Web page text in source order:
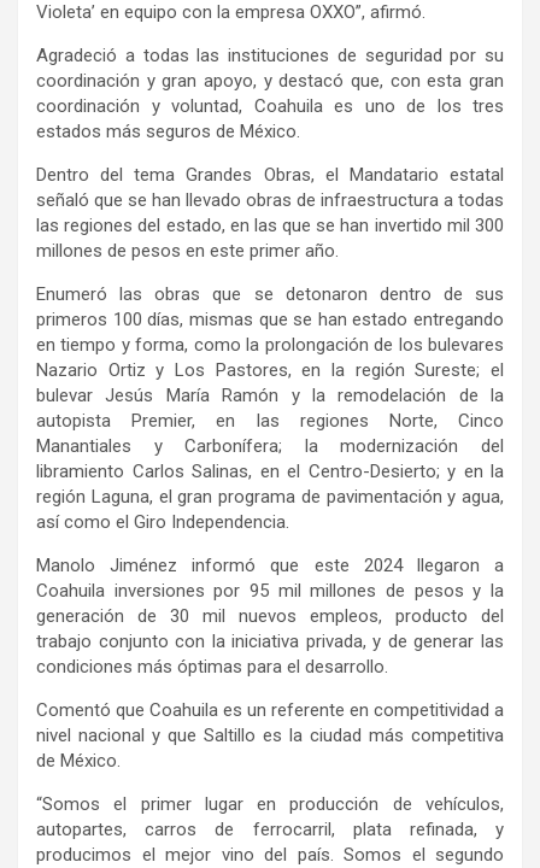
Violeta’ en equipo con la empresa OXXO”, afirmó.
Agradeció a todas las instituciones de seguridad por su
coordinación y gran apoyo, y destacó que, con esta gran
coordinación y voluntad, Coahuila es uno de los tres
estados más seguros de México.
Dentro del tema Grandes Obras, el Mandatario estatal
señaló que se han llevado obras de infraestructura a todas
las regiones del estado, en las que se han invertido mil 300
millones de pesos en este primer año.
Enumeró las obras que se detonaron dentro de sus
primeros 100 días, mismas que se han estado entregando
en tiempo y forma, como la prolongación de los bulevares
Nazario Ortiz y Los Pastores, en la región Sureste; el
bulevar Jesús María Ramón y la remodelación de la
autopista Premier, en las regiones Norte, Cinco
Manantiales y Carbonífera; la modernización del
libramiento Carlos Salinas, en el Centro-Desierto; y en la
región Laguna, el gran programa de pavimentación y agua,
así como el Giro Independencia.
Manolo Jiménez informó que este 2024 llegaron a
Coahuila inversiones por 95 mil millones de pesos y la
generación de 30 mil nuevos empleos, producto del
trabajo conjunto con la iniciativa privada, y de generar las
condiciones más óptimas para el desarrollo.
Comentó que Coahuila es un referente en competitividad a
nivel nacional y que Saltillo es la ciudad más competitiva
de México.
“Somos el primer lugar en producción de vehículos,
autopartes, carros de ferrocarril, plata refinada, y
producimos el mejor vino del país. Somos el segundo